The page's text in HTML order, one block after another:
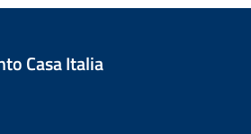
Casa Italia